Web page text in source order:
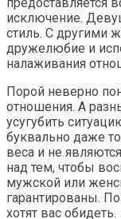
исключение.
стиль. С другими
дружелюбие и
налаживания
Порой неверно
отношения. А
усугубить
буквально даже
веса и не
над тем, чтобы
мужской или
гарантированы.
хотят вас обидеть.